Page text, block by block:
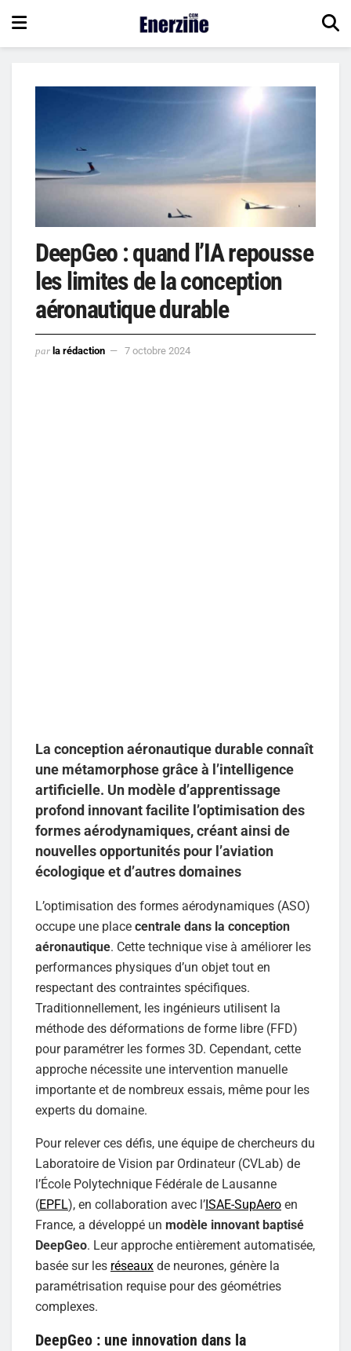
DeepGeo : quand l’IA repousse
les limites de la conception
aéronautique durable
par la rédaction 7 octobre 2024
La conception aéronautique durable connaît
une métamorphose grâce à l’intelligence
artificielle. Un modèle d’apprentissage
profond innovant facilite l’optimisation des
formes aérodynamiques, créant ainsi de
nouvelles opportunités pour l’aviation
écologique et d’autres domaines
L’optimisation des formes aérodynamiques (ASO)
occupe une place centrale dans la conception
aéronautique. Cette technique vise à améliorer les
performances physiques d’un objet tout en
respectant des contraintes spécifiques.
Traditionnellement, les ingénieurs utilisent la
méthode des déformations de forme libre (FFD)
pour paramétrer les formes 3D. Cependant, cette
approche nécessite une intervention manuelle
importante et de nombreux essais, même pour les
experts du domaine.
Pour relever ces défis, une équipe de chercheurs du
Laboratoire de Vision par Ordinateur (CVLab) de
l’École Polytechnique Fédérale de Lausanne
(EPFL), en collaboration avec l’ISAE-SupAero en
France, a développé un modèle innovant baptisé
DeepGeo. Leur approche entièrement automatisée,
basée sur les réseaux de neurones, génère la
paramétrisation requise pour des géométries
complexes.
DeepGeo : une innovation dans la